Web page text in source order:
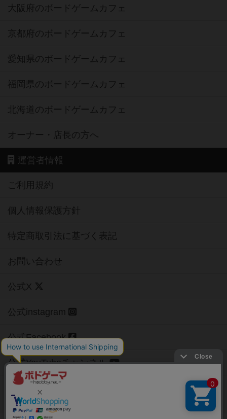
大阪府のボードゲームカフェ
京都府のボードゲームカフェ
愛知県のボードゲームカフェ
福岡県のボードゲームカフェ
北海道のボードゲームカフェ
オーナー・店長の方へ
運営者情報
ご利用規約
個人情報保護方針
特定商取引法に基づく表記
お問い合わせ
公式X
公式instagram
公式Facebook
公式YouTubeチャンネル